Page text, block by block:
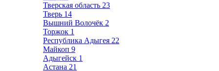
Тверская область 23
Тверь 14
Вышний Волочёк 2
Торжок 1
Республика Адыгея 22
Майкоп 9
Адыгейск 1
Астана 21